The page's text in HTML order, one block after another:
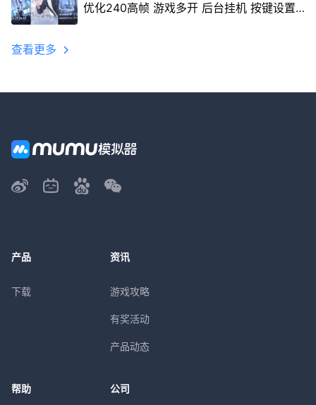
优化240高帧 游戏多开 后台挂机 按键设置
查看更多
产品
下载
资讯
游戏攻略
有奖活动
产品动态
帮助 公司